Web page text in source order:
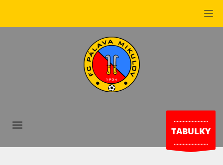
.......................
TABULKY
.......................